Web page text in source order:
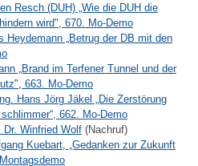
Resch (DUH) „Wie die DUH die
wird", 670. Mo-Demo
Heydemann „Betrug der DB mit den
„Brand im Terfener Tunnel und der
663. Mo-Demo
Hans Jörg Jäkel „Die Zerstörung
662. Mo-Demo
Dr. Winfried Wolf (Nachruf)
Kuebart, „Gedanken zur Zukunft